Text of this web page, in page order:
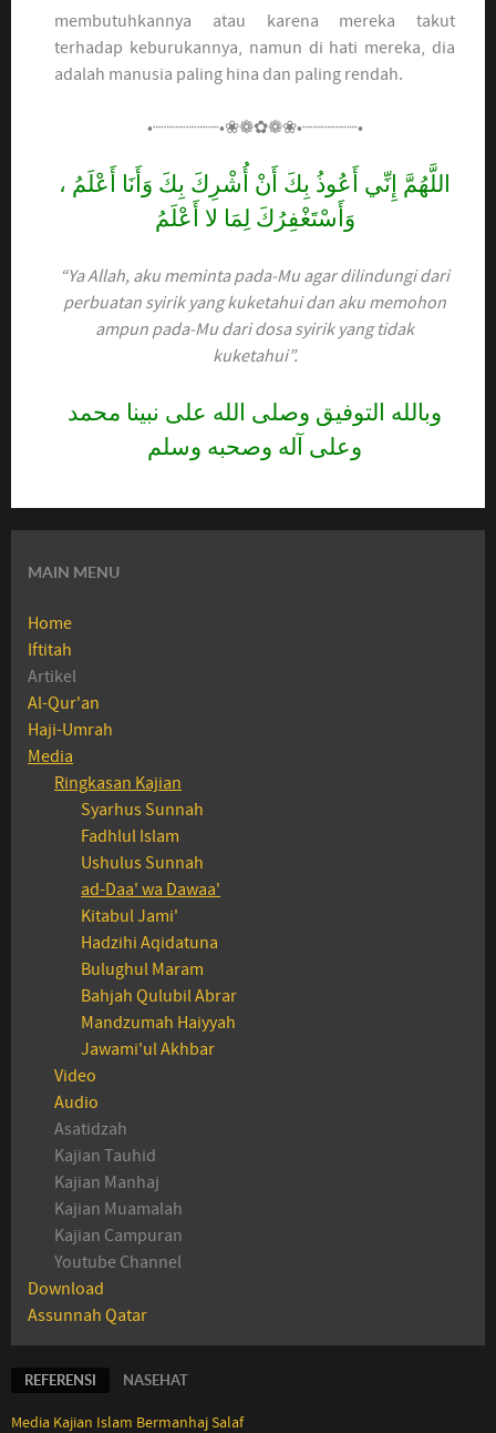
membutuhkannya atau karena mereka takut
terhadap keburukannya, namun di hati mereka, dia
adalah manusia paling hina dan paling rendah.
•┈┈┈┈┈┈•❀❁✿❁❀•┈┈┈┈┈•
اللَّهُمَّ إِنِّي أَعُوذُ بِكَ أَنْ أُشْرِكَ بِكَ وَأَنَا أَعْلَمُ ،
وَأَسْتَغْفِرُكَ لِمَا لا أَعْلَمُ
“Ya Allah, aku meminta pada-Mu agar dilindungi dari
perbuatan syirik yang kuketahui dan aku memohon
ampun pada-Mu dari dosa syirik yang tidak
kuketahui”.
وبالله التوفيق وصلى الله على نبينا محمد
وعلى آله وصحبه وسلم
MAIN MENU
Home
Iftitah
Artikel
Al-Qur'an
Haji-Umrah
Media
Ringkasan Kajian
Syarhus Sunnah
Fadhlul Islam
Ushulus Sunnah
ad-Daa' wa Dawaa'
Kitabul Jami'
Hadzihi Aqidatuna
Bulughul Maram
Bahjah Qulubil Abrar
Mandzumah Haiyyah
Jawami'ul Akhbar
Video
Audio
Asatidzah
Kajian Tauhid
Kajian Manhaj
Kajian Muamalah
Kajian Campuran
Youtube Channel
Download
Assunnah Qatar
REFERENSI NASEHAT
Media Kajian Islam Bermanhaj Salaf